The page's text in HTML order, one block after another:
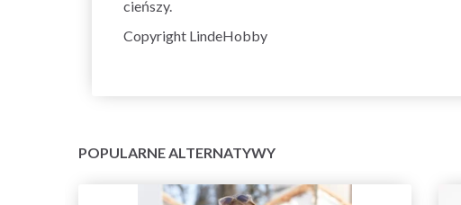
cieńszy.
Copyright LindeHobby
POPULARNE ALTERNATYWY